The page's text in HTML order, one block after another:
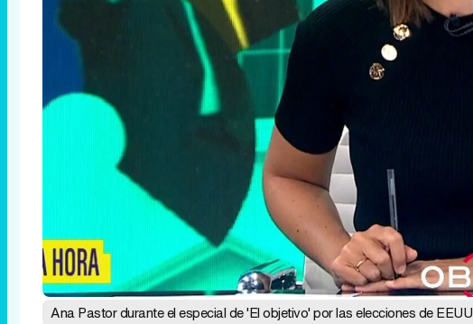
Ana Pastor durante el especial de 'El objetivo' por las elecciones de EEUU